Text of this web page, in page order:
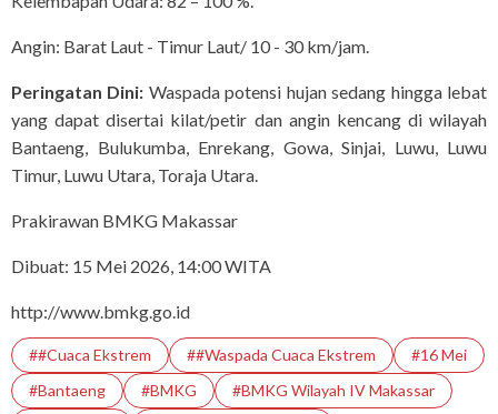
Angin: Barat Laut - Timur Laut/ 10 - 30 km/jam.
Peringatan Dini: Waspada potensi hujan sedang hingga lebat
yang dapat disertai kilat/petir dan angin kencang di wilayah
Bantaeng, Bulukumba, Enrekang, Gowa, Sinjai, Luwu, Luwu
Timur, Luwu Utara, Toraja Utara.
Prakirawan BMKG Makassar
Dibuat: 15 Mei 2026, 14:00 WITA
http://www.bmkg.go.id
##Cuaca Ekstrem ##Waspada Cuaca Ekstrem
#16 Mei
#bantaeng
#BMKG
#BMKG Wilayah IV Makassar